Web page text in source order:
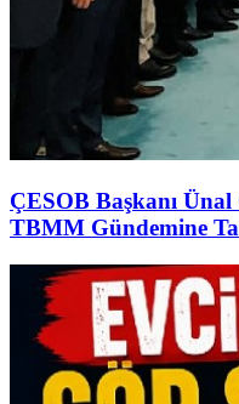
ÇESOB Başkanı
TBMM Gündemine